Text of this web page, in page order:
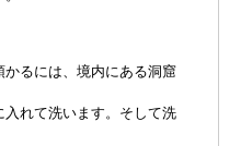
かるには、境内にある洞窟
れて洗います。そして洗